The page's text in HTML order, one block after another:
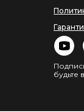
будьте